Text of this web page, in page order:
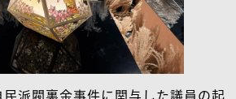
派閥裏金事件に関与した議員の起